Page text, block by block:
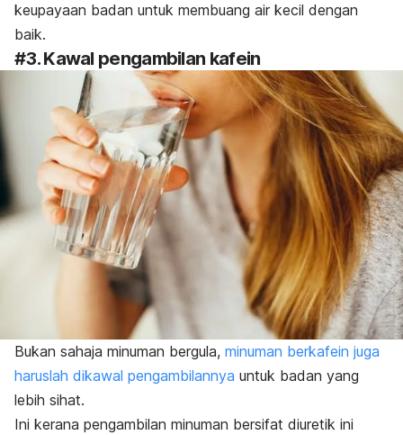
keupayaan badan untuk membuang air kecil dengan
baik.
#3. Kawal pengambilan kafein
Bukan sahaja minuman bergula, minuman berkafein juga
haruslah dikawal pengambilannya untuk badan yang
lebih sihat.
Ini kerana pengambilan minuman bersifat diuretik ini